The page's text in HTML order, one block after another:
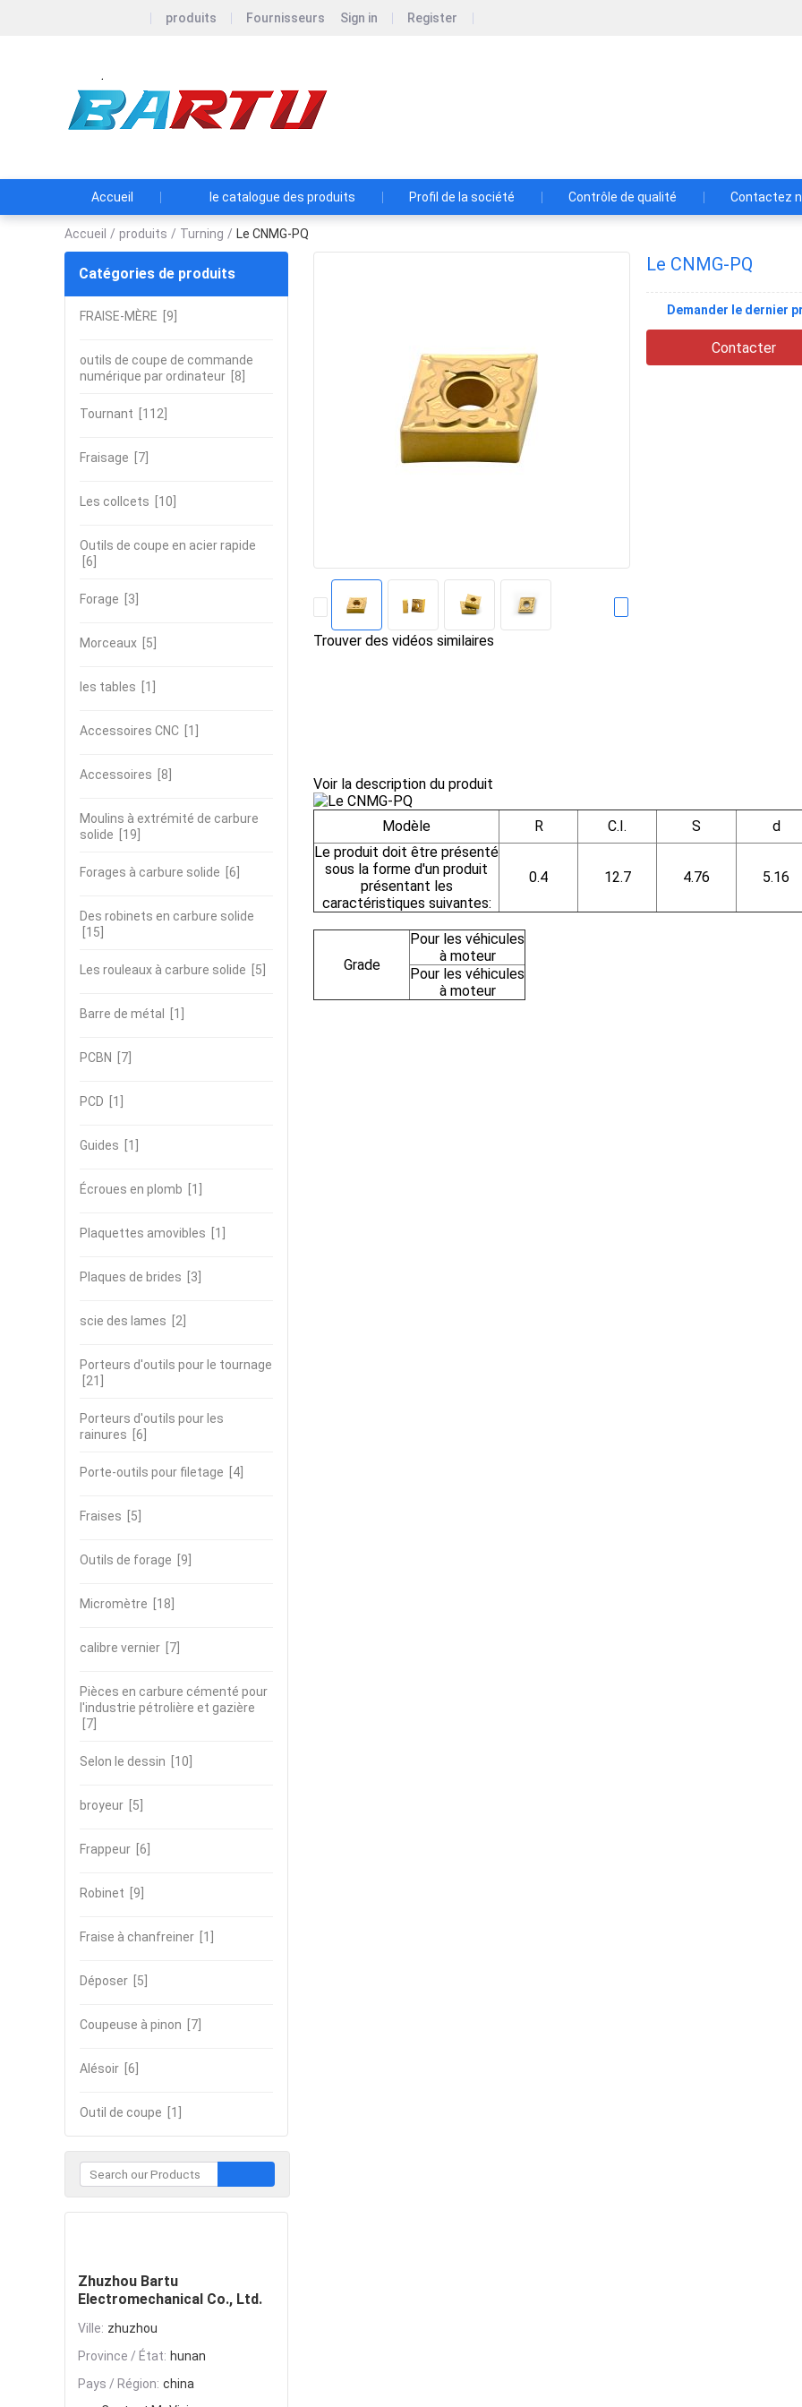
produits Fournisseurs Sign in Register
Accueil le catalogue des produits Profil de la société Contrôle de qualité Contactez
Accueil / produits / Turning / Le CNMG-PQ
Catégories de produits
FRAISE-MÈRE [9]
outils de coupe de commande
numérique par ordinateur [8]
Tournant [112]
Fraisage [7]
Les collcets [10]
Outils de coupe en acier rapide
[6]
Forage [3]
Morceaux [5]
les tables [1]
Accessoires CNC [1]
Accessoires [8]
Moulins à extrémité de carbure
solide [19]
Forages à carbure solide [6]
Des robinets en carbure solide
[15]
Les rouleaux à carbure solide [5]
Barre de métal [1]
PCBN [7]
PCD [1]
Guides [1]
Écroues en plomb [1]
Plaquettes amovibles [1]
Plaques de brides [3]
scie des lames [2]
Porteurs d'outils pour le tournage
[21]
Porteurs d'outils pour les
rainures [6]
Porte-outils pour filetage [4]
Fraises [5]
Outils de forage [9]
Micromètre [18]
calibre vernier [7]
Pièces en carbure cémenté pour
l'industrie pétrolière et gazière
[7]
Selon le dessin [10]
broyeur [5]
Frappeur [6]
Robinet [9]
Fraise à chanfreiner [1]
Déposer [5]
Coupeuse à pinon [7]
Alésoir [6]
Outil de coupe [1]
Zhuzhou Bartu
Electromechanical Co., Ltd.
Ville: zhuzhou
Province / État: hunan
Pays / Région: china
Le CNMG-PQ
Demander le dernier
Contacter
Trouver des vidéos similaires
Voir la description du produit
Modèle R C.I. S d
Le produit doit être présenté
sous la forme d'un produit
présentant les
caractéristiques suivantes:
0.4 12.7 4.76 5.16
Grade
Pour les véhicules
à moteur
Pour les véhicules
à moteur